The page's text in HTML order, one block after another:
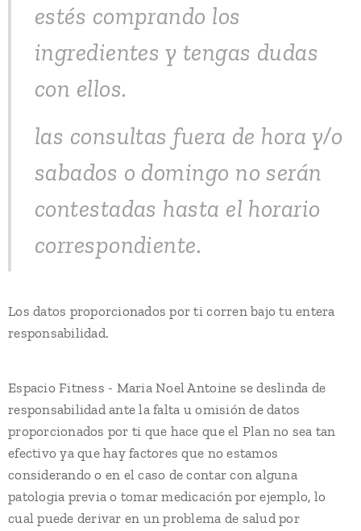
estés comprando los
ingredientes y tengas dudas
con ellos.
las consultas fuera de hora y/o
sabados o domingo no serán
contestadas hasta el horario
correspondiente.
Los datos proporcionados por ti corren bajo tu entera
responsabilidad.
Espacio Fitness - Maria Noel Antoine se deslinda de
responsabilidad ante la falta u omisión de datos
proporcionados por ti que hace que el Plan no sea tan
efectivo ya que hay factores que no estamos
considerando o en el caso de contar con alguna
patologia previa o tomar medicación por ejemplo, lo
cual puede derivar en un problema de salud por